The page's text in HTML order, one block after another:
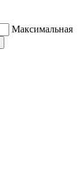
Максимальная